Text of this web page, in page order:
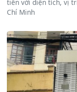
tiền với diện tích, vị
Chí Minh